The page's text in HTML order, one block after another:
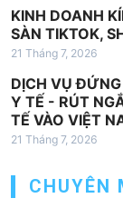
KINH DOANH
SÀN TIKTOK,
21 Tháng 7, 2026
DỊCH VỤ
Y TẾ - RÚT
TẾ VÀO VIỆT
21 Tháng 7, 2026
CHUYÊN